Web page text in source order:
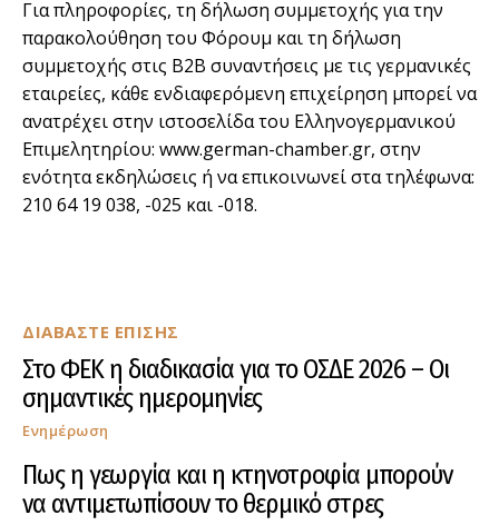
ΔΙΑΒΑΣΤΕ ΕΠΙΣΗΣ
Στο ΦΕΚ η διαδικασία για το ΟΣΔΕ 2026 – Οι
σημαντικές ημερομηνίες
Ενημέρωση
Πως η γεωργία και η κτηνοτροφία μπορούν
να αντιμετωπίσουν το θερμικό στρες
Για πληροφορίες, τη δήλωση συμμετοχής για την
παρακολούθηση του Φόρουμ και τη δήλωση
συμμετοχής στις B2B συναντήσεις με τις γερμανικές
εταιρείες, κάθε ενδιαφερόμενη επιχείρηση μπορεί να
ανατρέχει στην ιστοσελίδα του Ελληνογερμανικού
Επιμελητηρίου: www.german-chamber.gr, στην
ενότητα εκδηλώσεις ή να επικοινωνεί στα τηλέφωνα:
210 64 19 038, -025 και -018.